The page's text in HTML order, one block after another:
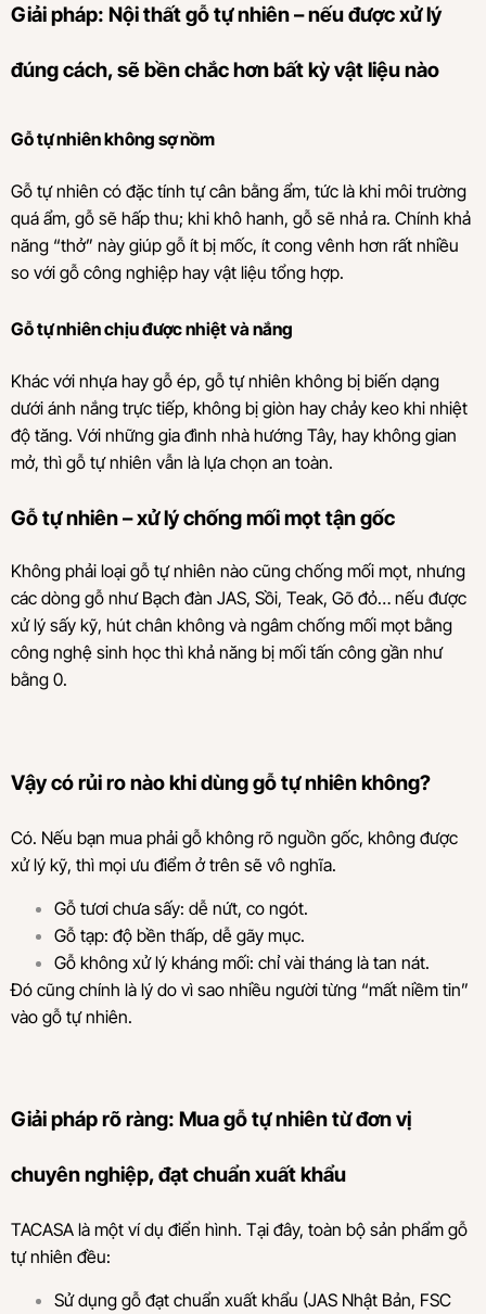
Giải pháp: Nội thất gỗ tự nhiên – nếu được xử lý
đúng cách, sẽ bền chắc hơn bất kỳ vật liệu nào
Gỗ tự nhiên không sợ nồm
Gỗ tự nhiên có đặc tính tự cân bằng ẩm, tức là khi môi trường
quá ẩm, gỗ sẽ hấp thu; khi khô hanh, gỗ sẽ nhả ra. Chính khả
năng “thở” này giúp gỗ ít bị mốc, ít cong vênh hơn rất nhiều
so với gỗ công nghiệp hay vật liệu tổng hợp.
Gỗ tự nhiên chịu được nhiệt và nắng
Khác với nhựa hay gỗ ép, gỗ tự nhiên không bị biến dạng
dưới ánh nắng trực tiếp, không bị giòn hay chảy keo khi nhiệt
độ tăng. Với những gia đình nhà hướng Tây, hay không gian
mở, thì gỗ tự nhiên vẫn là lựa chọn an toàn.
Gỗ tự nhiên – xử lý chống mối mọt tận gốc
Không phải loại gỗ tự nhiên nào cũng chống mối mọt, nhưng
các dòng gỗ như Bạch đàn JAS, Sồi, Teak, Gõ đỏ… nếu được
xử lý sấy kỹ, hút chân không và ngâm chống mối mọt bằng
công nghệ sinh học thì khả năng bị mối tấn công gần như
bằng 0.
Vậy có rủi ro nào khi dùng gỗ tự nhiên không?
Có. Nếu bạn mua phải gỗ không rõ nguồn gốc, không được
xử lý kỹ, thì mọi ưu điểm ở trên sẽ vô nghĩa.
Gỗ tươi chưa sấy: dễ nứt, co ngót.
Gỗ tạp: độ bền thấp, dễ gãy mục.
Gỗ không xử lý kháng mối: chỉ vài tháng là tan nát.
Đó cũng chính là lý do vì sao nhiều người từng “mất niềm tin”
vào gỗ tự nhiên.
Giải pháp rõ ràng: Mua gỗ tự nhiên từ đơn vị
chuyên nghiệp, đạt chuẩn xuất khẩu
TACASA là một ví dụ điển hình. Tại đây, toàn bộ sản phẩm gỗ
tự nhiên đều:
Sử dụng gỗ đạt chuẩn xuất khẩu (JAS Nhật Bản, FSC